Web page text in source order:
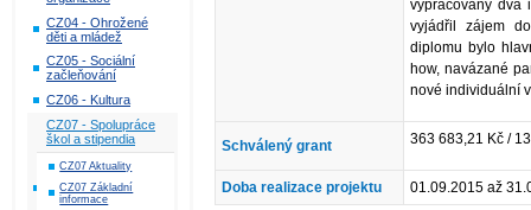
CZ04 - Ohrožené
děti a mládež
CZ05 - Sociální
začleňování
CZ06 - Kultura
CZ07 - Spolupráce
škol a stipendia
CZ07 Aktuality
CZ07 Základní
informace
vypracovány dva
vyjádřil zájem
diplomu bylo
how, navázané
nové individuální
Schválený grant 363 683,21 Kč /
Doba realizace projektu 01.09.2015 až